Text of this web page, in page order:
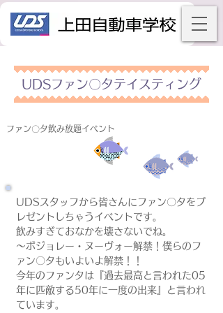
UDSファン〇タテイスティング
ファン〇タ飲み放題イベント
UDSスタッフから皆さんにファン〇タをプ
レゼントしちゃうイベントです。
飲みすぎておなかを壊さないでね。
～ボジョレー・ヌーヴォー解禁！僕らのフ
ァン〇タもいよいよ解禁！！
今年のファンタは『過去最高と言われた05
年に匹敵する50年に一度の出来』と言われ
ています。